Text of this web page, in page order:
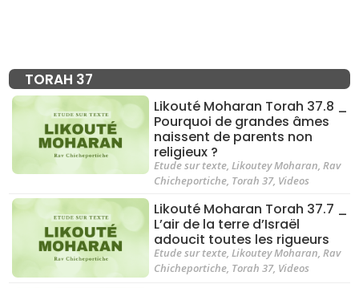
TORAH 37
Likouté Moharan Torah 37.8 _
Pourquoi de grandes âmes
naissent de parents non
religieux ?
Etude sur texte,Likoutey Moharan,Rav
Chicheportiche, Torah 37, Videos
Likouté Moharan Torah 37.7 _
L’air de la terre d’Israël
adoucit toutes les rigueurs
Etude sur texte,Likoutey Moharan,Rav
Chicheportiche, Torah 37, Videos